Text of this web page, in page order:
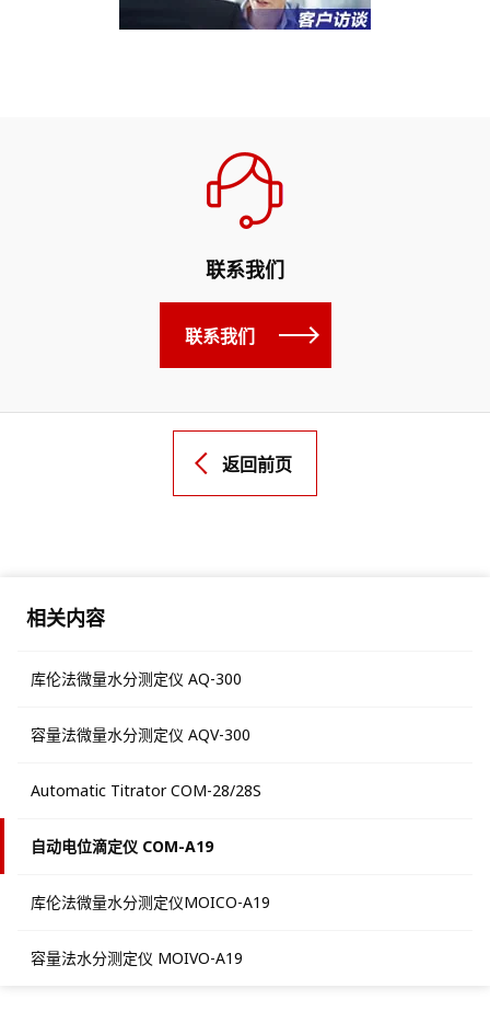
联系我们
联系我们
返回前页
相关内容
库伦法微量水分测定仪 AQ-300
容量法微量水分测定仪 AQV-300
Automatic Titrator COM-28/28S
自动电位滴定仪 COM-A19
库伦法微量水分测定仪MOICO-A19
容量法水分测定仪 MOIVO-A19